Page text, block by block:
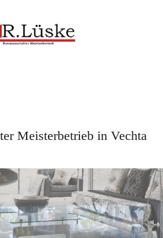
Meisterbetrieb in Vechta